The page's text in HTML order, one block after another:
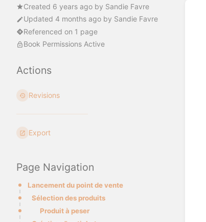
Created 6 years ago by Sandie Favre
Updated 4 months ago by Sandie Favre
Referenced on 1 page
Book Permissions Active
Actions
Revisions
Export
Page Navigation
Lancement du point de vente
Sélection des produits
Produit à peser